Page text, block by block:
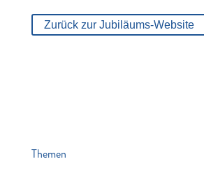
Zurück zur Jubiläums-Website
Themen